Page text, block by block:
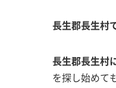
長生郡長生村
長生郡長生村
を探し始めて